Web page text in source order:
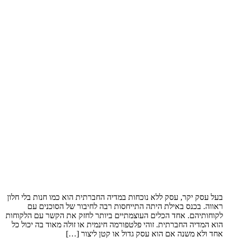
בעל עסק יקר, עסק ללא נוכחות במדיה החברתית הוא כמו חנות בלי חלון
ראווה. בכנס באילת היתה התייחסות רבה לחיבור של הסוכנים עם
לקוחותיהם. אחד הכלים העוצמתיים ביותר לחזק את הקשר עם הלקוחות
הוא המדיה החברתית. זוהי פלטפורמה חינמית או זולה מאוד בה יכול כל
אחד ולא משנה אם הוא עסק גדול או קטן ליצור […]